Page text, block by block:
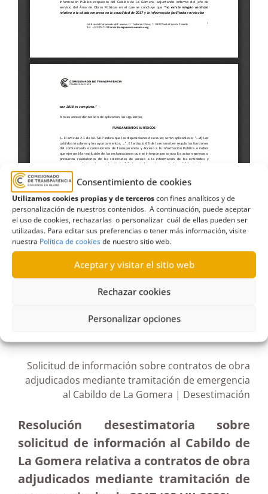
Consentimiento de cookies
Utilizamos cookies propias y de terceroscon fines analíticos y de
personalización de nuestros contenidos. A continuación, puede aceptar
el uso de cookies, rechazarlas o personalizar cuál de ellas pueden ser
utilizadas. Para editar sus preferencias o tener más información, visite
nuestra Política de cookiesde nuestro sitio web.
Aceptar y visitar el sitio web
Rechazar cookies
Personalizar opciones
Cabildo de La Gomera,Cabildos,Cabildos
Insulares,Desestimación,Información de
contratos,información inexistente
Solicitud de información sobre contratos de obra
adjudicados mediante tramitación de emergencia
al Cabildo de La Gomera | Desestimación
Resolución desestimatoria sobre
solicitud de información al Cabildo de
La Gomera relativa a contratos de obra
adjudicados mediante tramitación de